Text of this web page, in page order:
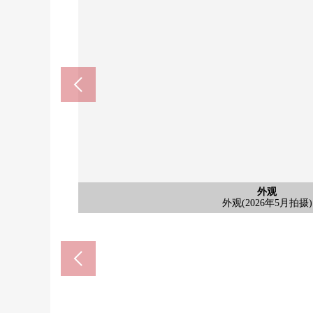
外观
外观(2026年5月拍摄)
外观
外观(2026年5月拍摄)
含有前面道路的外观
含有前面道路的外观(2026年
含有前面道路的外观
前面道路
停车场
停车场
停车场
停车场
停车场
停车场
横滨市立中川小学(约
步行4分钟
横滨市立中川中学(约
步行5分钟
德生公园(约360m)
步行5分钟